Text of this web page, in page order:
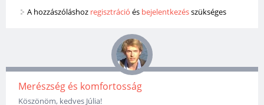
A hozzászóláshoz regisztráció és bejelentkezésszükséges
Merészség és komfortosság
Köszönöm, kedves Júlia!